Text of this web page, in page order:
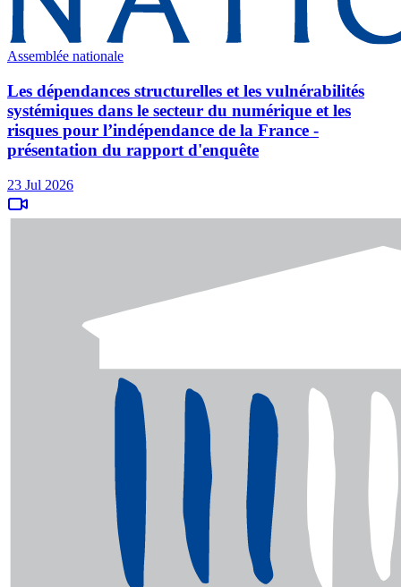
Assemblée nationale
Les dépendances structurelles et les vulnérabilités
systémiques dans le secteur du numérique et les
risques pour l’indépendance de la France -
présentation du rapport d'enquête
23 Jul 2026